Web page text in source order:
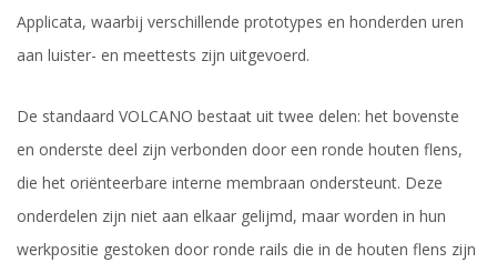
Applicata, waarbij verschillende prototypes en honderden uren
aan luister- en meettests zijn uitgevoerd.
De standaard VOLCANO bestaat uit twee delen: het bovenste
en onderste deel zijn verbonden door een ronde houten flens,
die het oriënteerbare interne membraan ondersteunt. Deze
onderdelen zijn niet aan elkaar gelijmd, maar worden in hun
werkpositie gestoken door ronde rails die in de houten flens zijn